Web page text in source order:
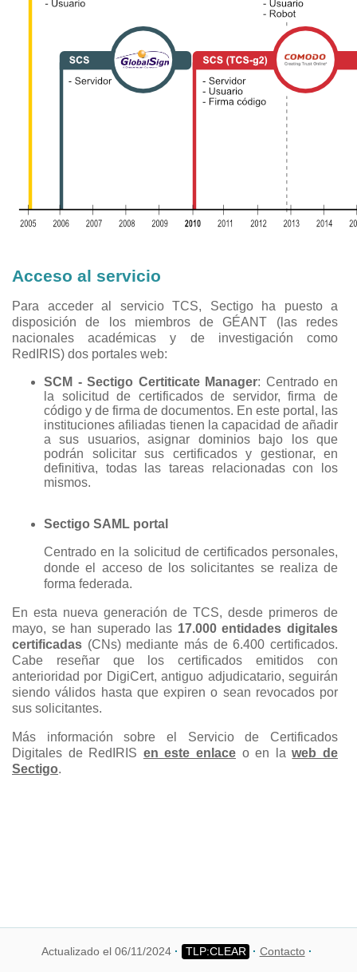
Acceso al servicio
Para acceder al servicio TCS, Sectigo ha puesto a
disposición de los miembros de GÉANT (las redes
nacionales académicas y de investigación como
RedIRIS) dos portales web:
SCM - Sectigo Certiticate Manager: Centrado en
la solicitud de certificados de servidor, firma de
código y de firma de documentos. En este portal, las
instituciones afiliadas tienen la capacidad de añadir
a sus usuarios, asignar dominios bajo los que
podrán solicitar sus certificados y gestionar, en
definitiva, todas las tareas relacionadas con los
mismos.
Sectigo SAML portal
Centrado en la solicitud de certificados personales,
donde el acceso de los solicitantes se realiza de
forma federada.
En esta nueva generación de TCS, desde primeros de
mayo, se han superado las 17.000 entidades digitales
certificadas (CNs) mediante más de 6.400 certificados.
Cabe reseñar que los certificados emitidos con
anterioridad por DigiCert, antiguo adjudicatario, seguirán
siendo válidos hasta que expiren o sean revocados por
sus solicitantes.
Más información sobre el Servicio de Certificados
Digitales de RedIRIS en este enlace o en laweb de
Sectigo.
Actualizado el 06/11/2024 Contacto